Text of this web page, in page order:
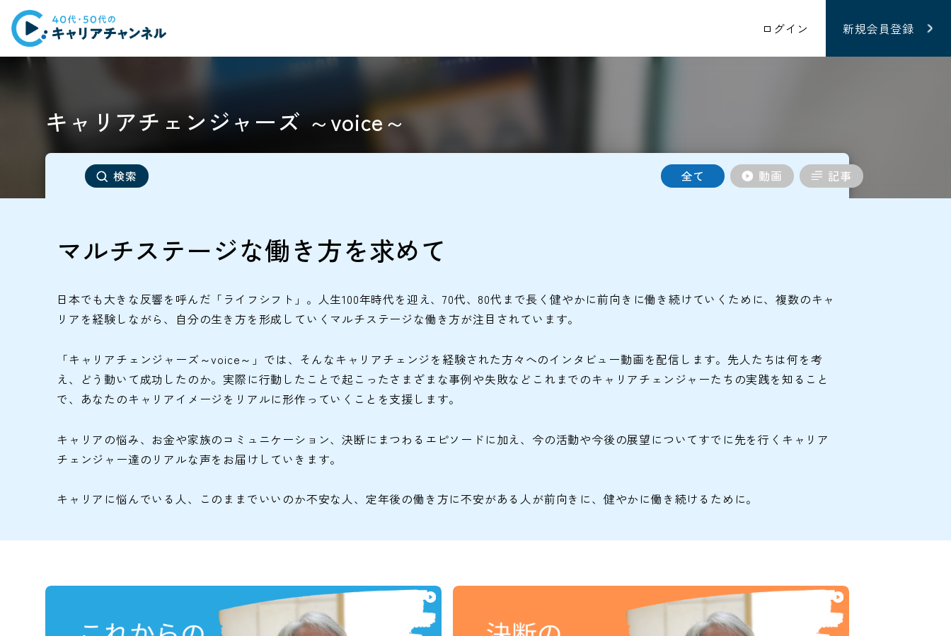
ログイン 新規会員登録
キャリアチェンジャーズ ～voice～
検索 全て 動画 記事
マルチステージな働き方を求めて
日本でも大きな反響を呼んだ「ライフシフト」。人生100年時代を迎え、70代、80代まで長く健やかに前向きに働き続けていくために、複数のキャ
リアを経験しながら、自分の生き方を形成していくマルチステージな働き方が注目されています。
「キャリアチェンジャーズ～voice～」では、そんなキャリアチェンジを経験された方々へのインタビュー動画を配信します。先人たちは何を考
え、どう動いて成功したのか。実際に行動したことで起こったさまざまな事例や失敗などこれまでのキャリアチェンジャーたちの実践を知ること
で、あなたのキャリアイメージをリアルに形作っていくことを支援します。
キャリアの悩み、お金や家族のコミュニケーション、決断にまつわるエピソードに加え、今の活動や今後の展望についてすでに先を行くキャリア
チェンジャー達のリアルな声をお届けしていきます。
キャリアに悩んでいる人、このままでいいのか不安な人、定年後の働き方に不安がある人が前向きに、健やかに働き続けるために。